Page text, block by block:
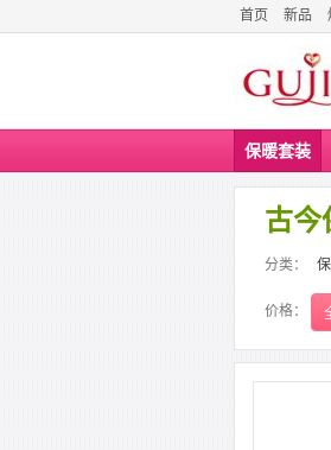
首页 新品
保暖套装
古今
分类：
价格：